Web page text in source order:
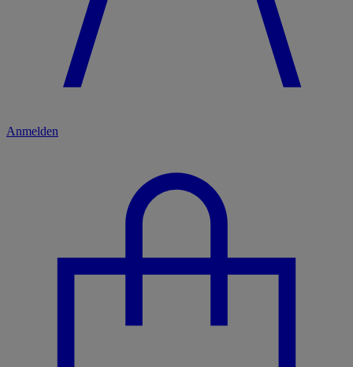
Anmelden